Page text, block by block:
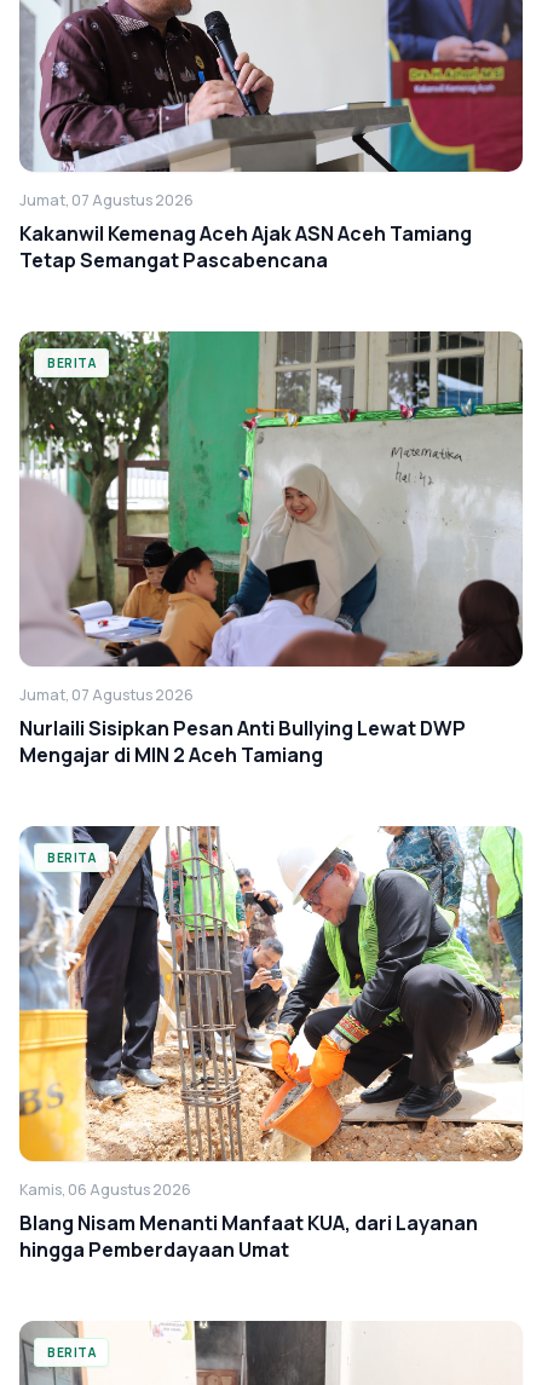
Jumat, 07 Agustus 2026
Kakanwil Kemenag Aceh Ajak ASN Aceh Tamiang
Tetap Semangat Pascabencana
BERITA
Jumat, 07 Agustus 2026
Nurlaili Sisipkan Pesan Anti Bullying Lewat DWP
Mengajar di MIN 2 Aceh Tamiang
BERITA
Kamis, 06 Agustus 2026
Blang Nisam Menanti Manfaat KUA, dari Layanan
hingga Pemberdayaan Umat
BERITA